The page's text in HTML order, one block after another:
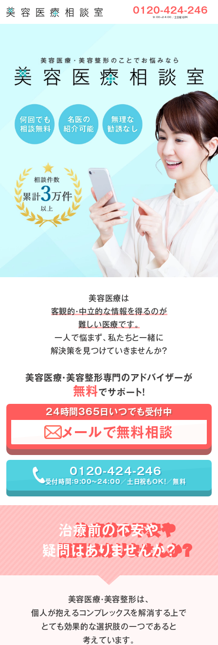
0120-424-246
9:00〜24:00／土日祝もOK
美容医療は
客観的・中立的な情報を得るのが
難しい医療です。
一人で悩まず、私たちと一緒に
解決策を見つけていきませんか？
美容医療・美容整形専門のアドバイザーが
無料でサポート！
24時間365日いつでも受付中
メールで無料相談
0120-424-246
受付時間：9:00〜24:00／土日祝もOK！／無料
治療前の不安や
疑問はありませんか？
美容医療・美容整形は、
個人が抱えるコンプレックスを解消する上で
とても効果的な選択肢の一つであると
考えています。